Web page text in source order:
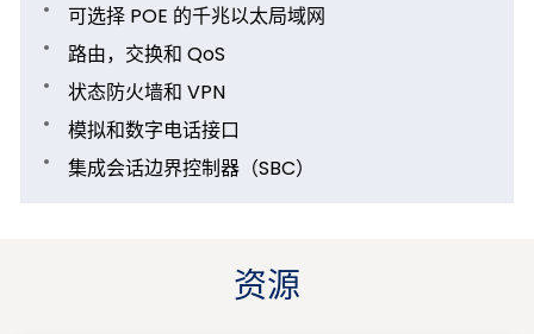
可选择 POE 的千兆以太局域网
路由，交换和 QoS
状态防火墙和 VPN
模拟和数字电话接口
集成会话边界控制器（SBC）
资源